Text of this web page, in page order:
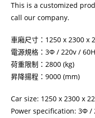
This is a customized
call our company.
車廂尺寸：1250 x 2300 x
電源規格：3Φ / 220v /
荷重限制：2800 (kg)
昇降揚程：9000 (mm)
Car size: 1250 x 2300 x
Power specification: 3Φ /